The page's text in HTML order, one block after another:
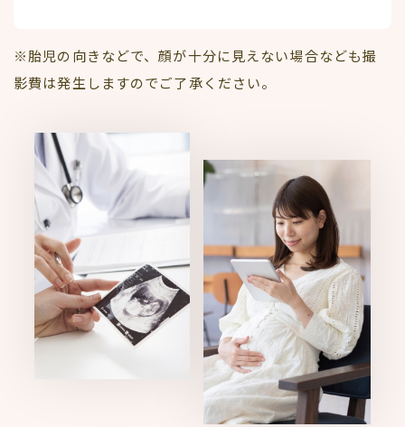
※胎児の向きなどで、顔が十分に見えない場合なども撮
影費は発生しますのでご了承ください。